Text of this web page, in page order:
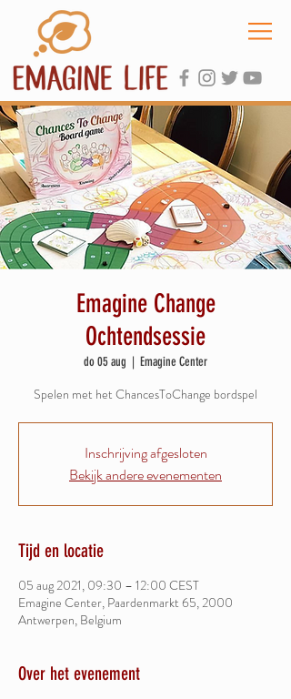
Emagine Change
Ochtendsessie
do 05 aug
  |
Emagine Center
Spelen met het ChancesToChange bordspel
Inschrijving afgesloten
Bekijk andere evenementen
Tijd en locatie
05 aug 2021, 09:30 – 12:00 CEST
Emagine Center, Paardenmarkt 65, 2000
Antwerpen, Belgium
Over het evenement